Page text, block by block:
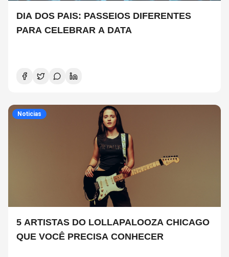
DIA DOS PAIS: PASSEIOS DIFERENTES
PARA CELEBRAR A DATA
Noticias
5 ARTISTAS DO LOLLAPALOOZA CHICAGO
QUE VOCÊ PRECISA CONHECER